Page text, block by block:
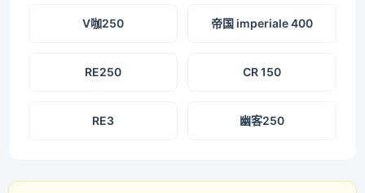
V咖250 帝国 imperiale 400
RE250 CR 150
RE3 幽客250